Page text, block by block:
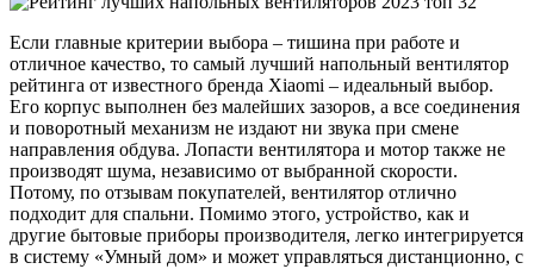
Если главные критерии выбора – тишина при работе и
отличное качество, то самый лучший напольный вентилятор
рейтинга от известного бренда Xiaomi – идеальный выбор.
Его корпус выполнен без малейших зазоров, а все соединения
и поворотный механизм не издают ни звука при смене
направления обдува. Лопасти вентилятора и мотор также не
производят шума, независимо от выбранной скорости.
Потому, по отзывам покупателей, вентилятор отлично
подходит для спальни. Помимо этого, устройство, как и
другие бытовые приборы производителя, легко интегрируется
в систему «Умный дом» и может управляться дистанционно, с